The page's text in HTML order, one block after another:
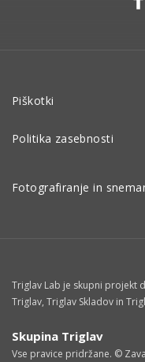
Piškotki
Politika zasebnosti
Fotografiranje in
Triglav Lab je skupni projekt
Triglav, Triglav Skladov in
Skupina Triglav
Vse pravice pridržane. ©